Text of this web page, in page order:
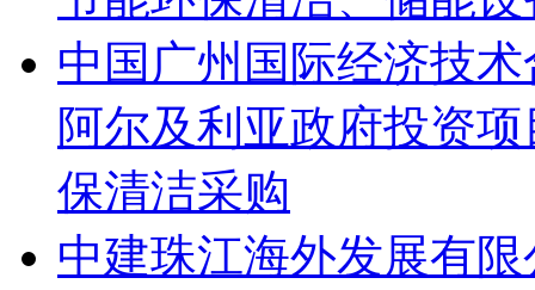
中国广州国际经济技
阿尔及利亚政府投资
保清洁采购
中建珠江海外发展有